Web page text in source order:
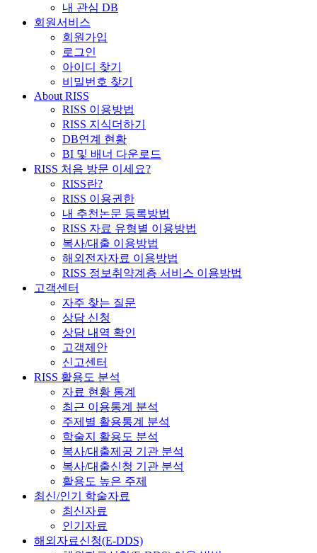
내 관심 DB
회원서비스
회원가입
로그인
아이디 찾기
비밀번호 찾기
About RISS
RISS 이용방법
RISS 지식더하기
DB연계 현황
BI 및 배너 다운로드
RISS 처음 방문 이세요?
RISS란?
RISS 이용권한
내 추천논문 등록방법
RISS 자료 유형별 이용방법
복사/대출 이용방법
해외전자자료 이용방법
RISS 정보취약계층 서비스 이용방법
고객센터
자주 찾는 질문
상담 신청
상담 내역 확인
고객제안
신고센터
RISS 활용도 분석
자료 현황 통계
최근 이용통계 분석
주제별 활용통계 분석
학술지 활용도 분석
복사/대출제공 기관 분석
복사/대출신청 기관 분석
활용도 높은 주제
최신/인기 학술자료
최신자료
인기자료
해외자료신청(E-DDS)